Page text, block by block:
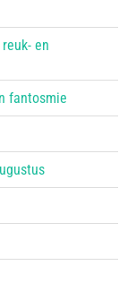
en
fantosmie